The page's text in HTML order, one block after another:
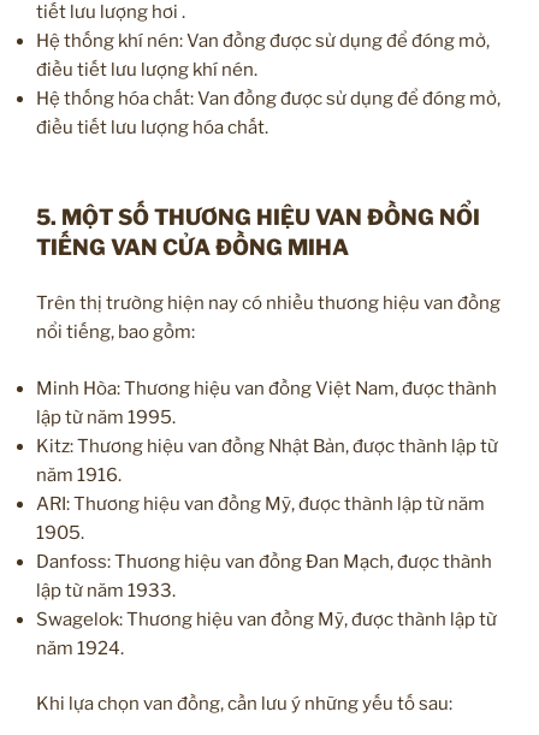
tiết lưu lượng hơi .
Hệ thống khí nén: Van đồng được sử dụng để đóng mở,
điều tiết lưu lượng khí nén.
Hệ thống hóa chất: Van đồng được sử dụng để đóng mở,
điều tiết lưu lượng hóa chất.
5. MỘT SỐ THƯƠNG HIỆU VAN ĐỒNG NỔI
TIẾNG VAN CỬA ĐỒNG MIHA
Trên thị trường hiện nay có nhiều thương hiệu van đồng
nổi tiếng, bao gồm:
Minh Hòa: Thương hiệu van đồng Việt Nam, được thành
lập từ năm 1995.
Kitz: Thương hiệu van đồng Nhật Bản, được thành lập từ
năm 1916.
ARI: Thương hiệu van đồng Mỹ, được thành lập từ năm
1905.
Danfoss: Thương hiệu van đồng Đan Mạch, được thành
lập từ năm 1933.
Swagelok: Thương hiệu van đồng Mỹ, được thành lập từ
năm 1924.
Khi lựa chọn van đồng, cần lưu ý những yếu tố sau: